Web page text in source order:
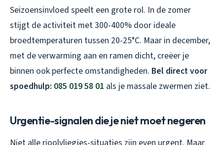
Seizoensinvloed speelt een grote rol. In de zomer
stijgt de activiteit met 300-400% door ideale
broedtemperaturen tussen 20-25°C. Maar in december,
met de verwarming aan en ramen dicht, creëer je
binnen ook perfecte omstandigheden. Bel direct voor
spoedhulp: 085 019 58 01 als je massale zwermen ziet.
Urgentie-signalen die je niet moet negeren